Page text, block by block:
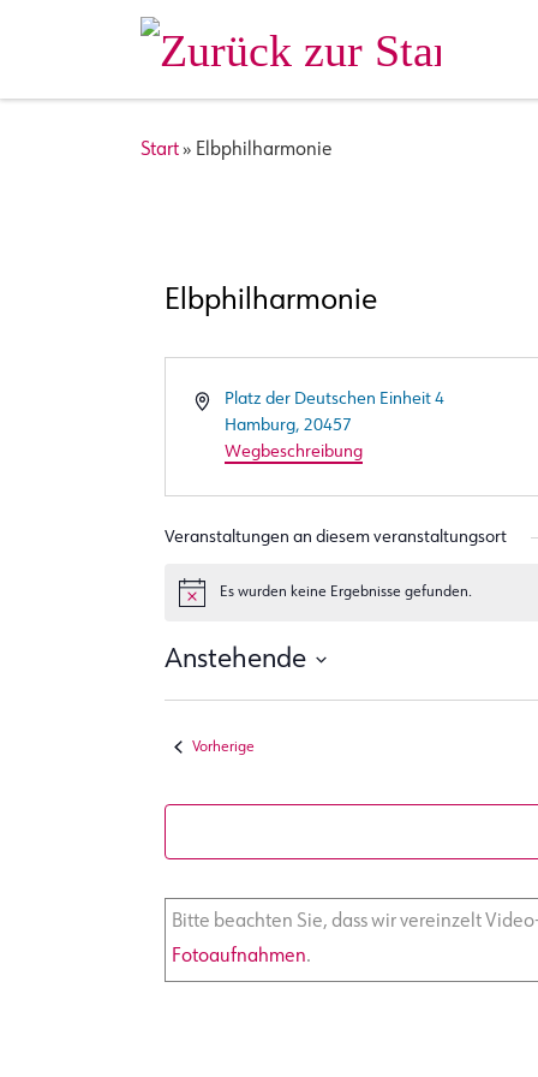
Zum Inhalt springen
Start » Elbphilharmonie
Elbphilharmonie
A
s
Platz der Deutschen Einheit 4
Hamburg, 20457
Wegbeschreibung
Veranstaltungen an diesem veranstaltungsort
H
w
Es wurden keine Ergebnisse gefunden.
Anstehende
D
u
ä
VorherigeVeranstaltungen
Bitte beachten Sie, dass wir vereinzelt
Fotoaufnahmen.